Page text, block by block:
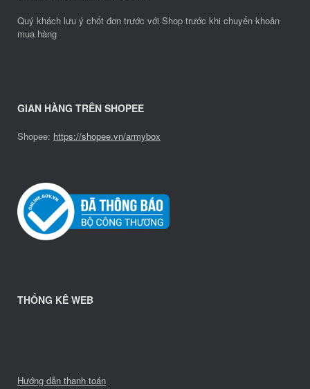
Quý khách lưu ý chốt đơn trước với Shop trước khi chuyển khoản
mua hàng
GIAN HÀNG TRÊN SHOPEE
Shopee: https://shopee.vn/armybox
THỐNG KÊ WEB
Hướng dẫn thanh toán